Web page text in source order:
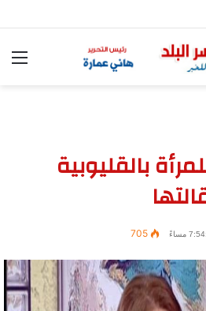
لقصف هيروشيما
بالقليوبية
705